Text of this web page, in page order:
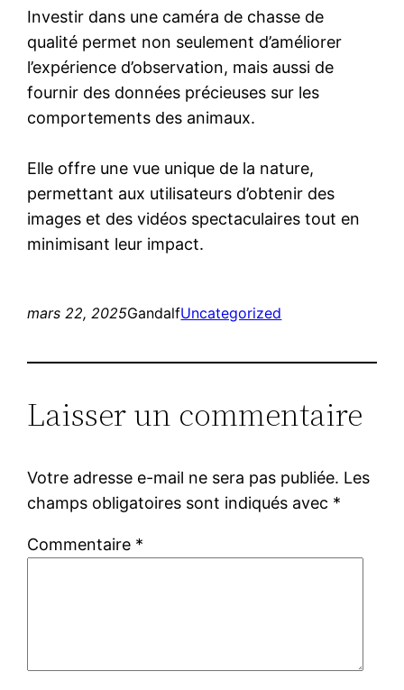
Investir dans une caméra de chasse de
qualité permet non seulement d’améliorer
l’expérience d’observation, mais aussi de
fournir des données précieuses sur les
comportements des animaux.
Elle offre une vue unique de la nature,
permettant aux utilisateurs d’obtenir des
images et des vidéos spectaculaires tout en
minimisant leur impact.
mars 22, 2025GandalfUncategorized
Laisser un commentaire
Votre adresse e-mail ne sera pas publiée. Les
champs obligatoires sont indiqués avec *
Commentaire *